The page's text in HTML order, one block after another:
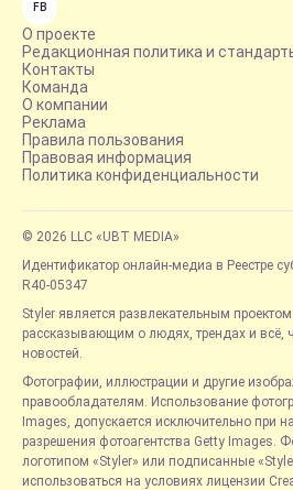
FB
О проекте
Редакционная политика и
Контакты
Команда
О компании
Реклама
Правила пользования
Правовая информация
Политика конфиденциальности
© 2026 LLC «UBT MEDIA»
Идентификатор онлайн-медиа в Реестре
R40-05347
Styler является развлекательным
рассказывающим о людях, трендах и всё,
новостей.
Фотографии, иллюстрации и другие
правообладателям. Использование
Images, допускается исключительно при
разрешения фотоагентства Getty Images.
логотипом «Styler» или подписанные
использоваться на условиях лицензии